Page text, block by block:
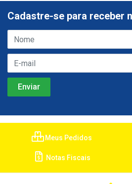
Cadastre-se para receber
Meus Pedidos
Notas Fiscais